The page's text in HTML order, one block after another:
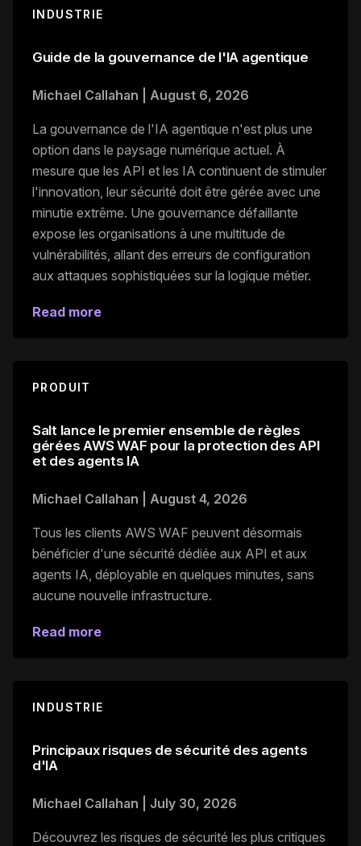
INDUSTRIE
Guide de la gouvernance de l'IA agentique
Michael Callahan August 6, 2026
La gouvernance de l'IA agentique n'est plus une
option dans le paysage numérique actuel. À
mesure que les API et les IA continuent de stimuler
l'innovation, leur sécurité doit être gérée avec une
minutie extrême. Une gouvernance défaillante
expose les organisations à une multitude de
vulnérabilités, allant des erreurs de configuration
aux attaques sophistiquées sur la logique métier.
Read more
PRODUIT
Salt lance le premier ensemble de règles
gérées AWS WAF pour la protection des API
et des agents IA
Michael Callahan August 4, 2026
Tous les clients AWS WAF peuvent désormais
bénéficier d'une sécurité dédiée aux API et aux
agents IA, déployable en quelques minutes, sans
aucune nouvelle infrastructure.
Read more
INDUSTRIE
Principaux risques de sécurité des agents
d'IA
Michael Callahan July 30, 2026
Découvrez les risques de sécurité les plus critiques